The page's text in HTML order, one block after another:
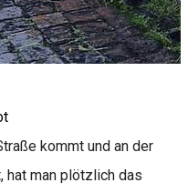
kommt und an der
hat man plötzlich das